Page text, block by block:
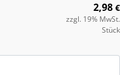
2,98 €
zzgl. 19% MwSt.
Stück